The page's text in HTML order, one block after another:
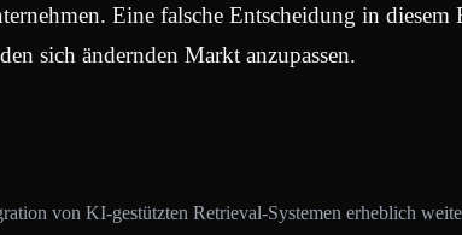
Eine falsche Entscheidung in
sich ändernden Markt anzupassen.
von KI-gestützten Retrieval-Systemen erheblich